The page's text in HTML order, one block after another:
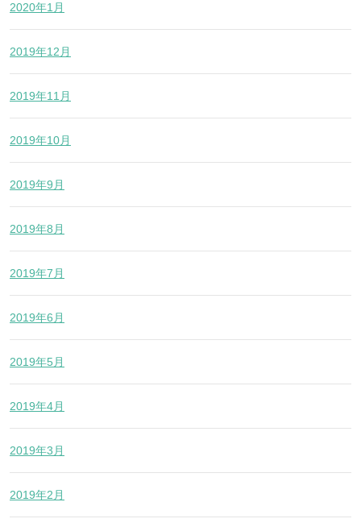
2020年1月
2019年12月
2019年11月
2019年10月
2019年9月
2019年8月
2019年7月
2019年6月
2019年5月
2019年4月
2019年3月
2019年2月